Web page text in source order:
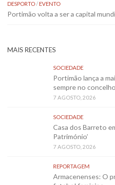
DESPORTO/EVENTO
Portimão volta a ser a capital
MAIS RECENTES
SOCIEDADE
Portimão lança a
sempre no concelho
7 AGOSTO, 2026
SOCIEDADE
Casa dos Barreto
Património’
7 AGOSTO, 2026
REPORTAGEM
Armacenenses: O